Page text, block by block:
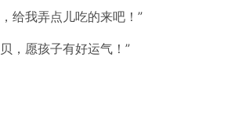
给我弄点儿吃的来吧！”
，愿孩子有好运气！”